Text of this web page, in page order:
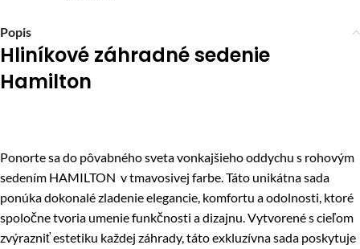
Popis
Hliníkové záhradné sedenie
Hamilton
Ponorte sa do pôvabného sveta vonkajšieho oddychu s rohovým
sedením HAMILTON v tmavosivej farbe. Táto unikátna sada
ponúka dokonalé zladenie elegancie, komfortu a odolnosti, ktoré
spoločne tvoria umenie funkčnosti a dizajnu. Vytvorené s cieľom
zvýrazniť estetiku každej záhrady, táto exkluzívna sada poskytuje